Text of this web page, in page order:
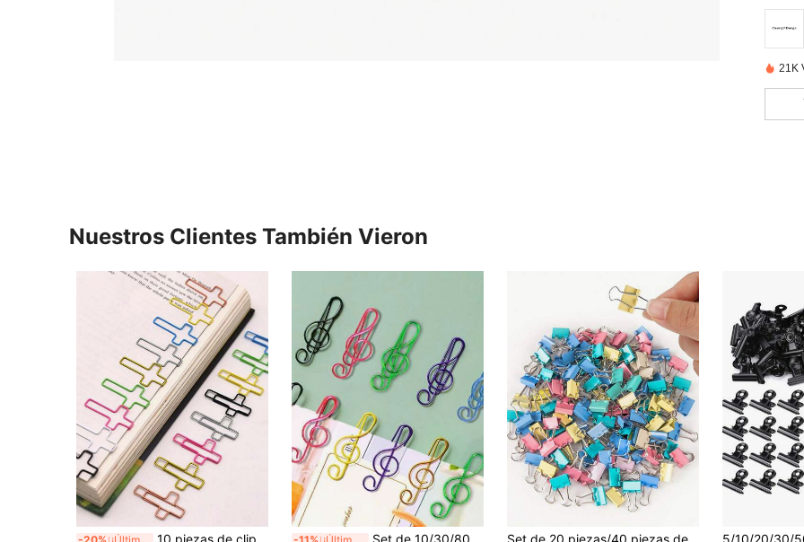
21K
Nuestros Clientes También Vieron
10 piezas de clips de papel con cruz, clips de papel para la Biblia, clips de papel para diarios, suministros para el estudio de la Biblia, suministros para diarios cristianos, suministros para diarios de la Biblia, clips de papel para la Biblia, suministros para la vuelta a la escuela, regalo de intercambio de graduación, regalo de vuelta a la escuela Set de 10/30/80 piezas de clips de papel con forma de nota musical, 6 colores mezclados, material de metal, accesorios de oficina con tema musical, adecuados para marcadores de libros, oficina, cuadernos escolares, útiles escolares, temporada de regreso a clases Set de 20 piezas/40 piezas de clips de colores, que incluyen clips con cola, clips en forma de espina de pescado, clips para documentos, clips de clasificación, clips para exámenes, clips de oficina, útiles escolares (colores surtidos)